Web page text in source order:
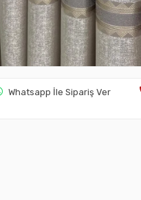
Whatsapp İle Sipariş Ver